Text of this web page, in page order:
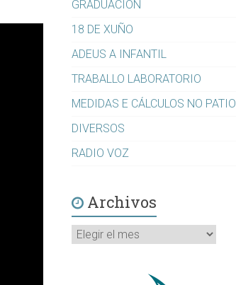
GRADUACIÓN
18 DE XUÑO
ADEUS A INFANTIL
TRABALLO LABORATORIO
MEDIDAS E CÁLCULOS NO PATIO
DIVERSOS
RADIO VOZ
Archivos
Archivos